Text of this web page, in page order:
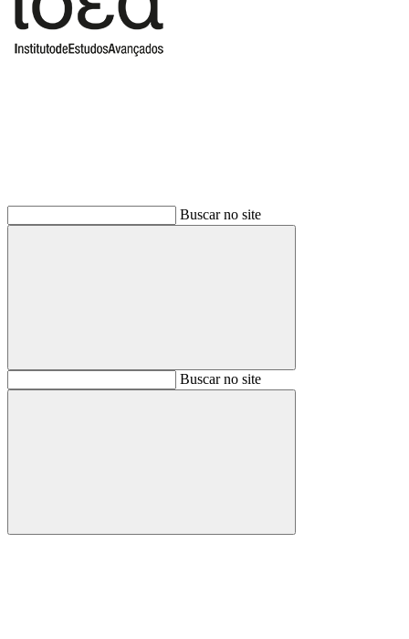
Buscar no site
BuscarBuscar no site
Buscar